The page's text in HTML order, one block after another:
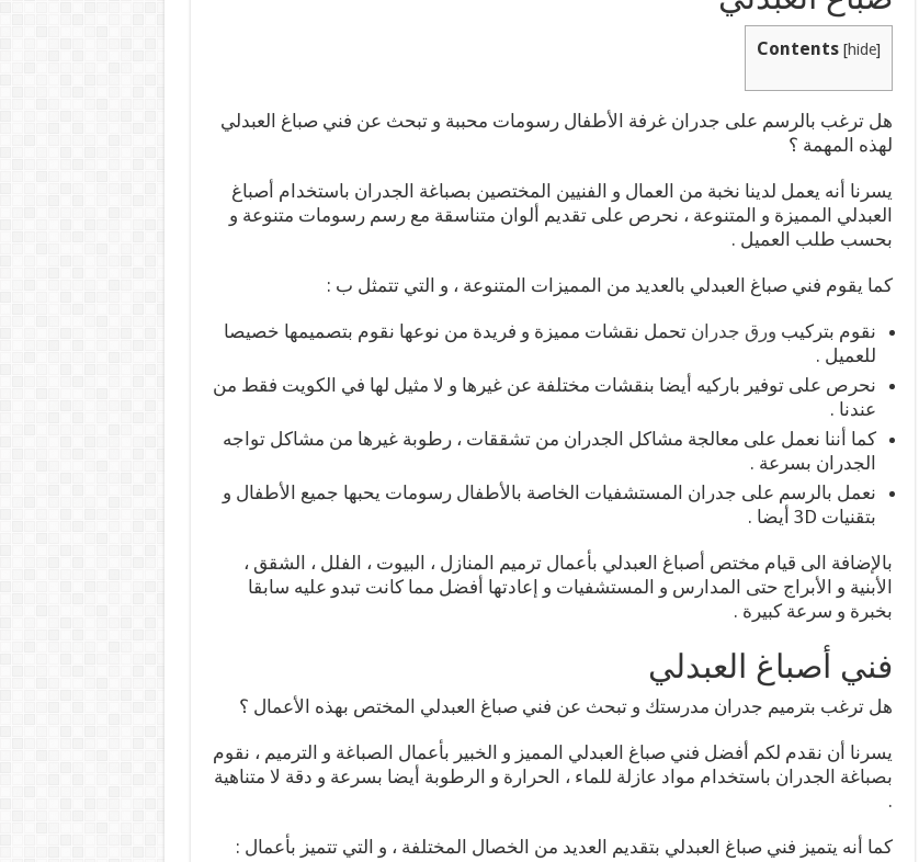
Contents [hide]
هل ترغب بالرسم على جدران غرفة الأطفال رسومات محببة و تبحث عن فني صباغ العبدلي
لهذه المهمة ؟
يسرنا أنه يعمل لدينا نخبة من العمال و الفنيين المختصين بصباغة الجدران باستخدام أصباغ
العبدلي المميزة و المتنوعة ، نحرص على تقديم ألوان متناسقة مع رسم رسومات متنوعة و
بحسب طلب العميل .
كما يقوم فني صباغ العبدلي بالعديد من المميزات المتنوعة ، و التي تتمثل ب :
نقوم بتركيب ورق جدران تحمل نقشات مميزة و فريدة من نوعها نقوم بتصميمها خصيصا
للعميل .
نحرص على توفير باركيه أيضا بنقشات مختلفة عن غيرها و لا مثيل لها في الكويت فقط من
عندنا .
كما أننا نعمل على معالجة مشاكل الجدران من تشققات ، رطوبة غيرها من مشاكل تواجه
الجدران بسرعة .
نعمل بالرسم على جدران المستشفيات الخاصة بالأطفال رسومات يحبها جميع الأطفال و
بتقنيات 3D أيضا .
بالإضافة الى قيام مختص أصباغ العبدلي بأعمال ترميم المنازل ، البيوت ، الفلل ، الشقق ،
الأبنية و الأبراج حتى المدارس و المستشفيات و إعادتها أفضل مما كانت تبدو عليه سابقا
بخبرة و سرعة كبيرة .
فني أصباغ العبدلي
هل ترغب بترميم جدران مدرستك و تبحث عن فني صباغ العبدلي المختص بهذه الأعمال ؟
يسرنا أن نقدم لكم أفضل فني صباغ العبدلي المميز و الخبير بأعمال الصباغة و الترميم ، نقوم
بصباغة الجدران باستخدام مواد عازلة للماء ، الحرارة و الرطوبة أيضا بسرعة و دقة لا متناهية
.
كما أنه يتميز فني صباغ العبدلي بتقديم العديد من الخصال المختلفة ، و التي تتميز بأعمال :